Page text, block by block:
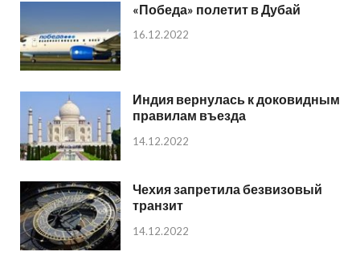
«Победа» полетит в Дубай
16.12.2022
Индия вернулась к доковидным
правилам въезда
14.12.2022
Чехия запретила безвизовый
транзит
14.12.2022